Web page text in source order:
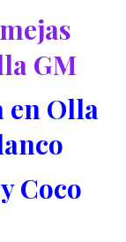
GM
en Olla
Coco